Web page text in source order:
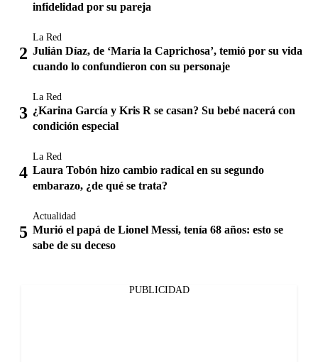
infidelidad por su pareja
La Red
Julián Díaz, de ‘María la Caprichosa’, temió por su vida
cuando lo confundieron con su personaje
La Red
¿Karina García y Kris R se casan? Su bebé nacerá con
condición especial
La Red
Laura Tobón hizo cambio radical en su segundo
embarazo, ¿de qué se trata?
Actualidad
Murió el papá de Lionel Messi, tenía 68 años: esto se
sabe de su deceso
PUBLICIDAD